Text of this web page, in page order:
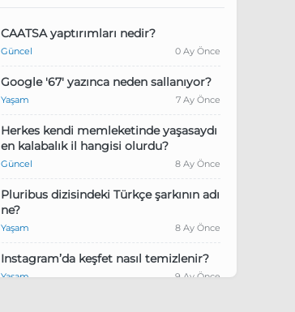
CAATSA yaptırımları nedir?
Güncel 0 Ay Önce
Google '67' yazınca neden sallanıyor?
Yaşam 7 Ay Önce
Herkes kendi memleketinde yaşasaydı
en kalabalık il hangisi olurdu?
Güncel 8 Ay Önce
Pluribus dizisindeki Türkçe şarkının adı
ne?
Yaşam 8 Ay Önce
Instagram’da keşfet nasıl temizlenir?
Yaşam 9 Ay Önce